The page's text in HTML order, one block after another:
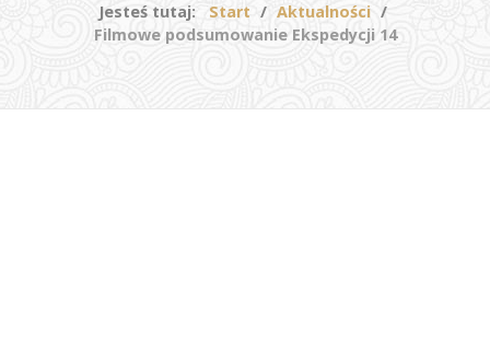
Jesteś tutaj: Start
Aktualności
Filmowe podsumowanie Ekspedycji 14